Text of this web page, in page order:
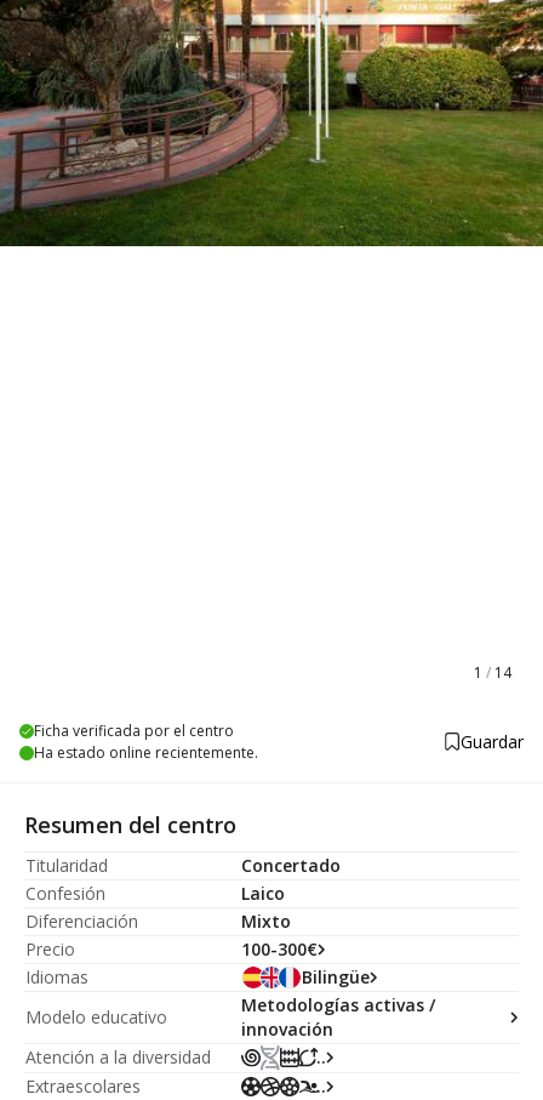
1 / 14
Ficha verificada por el centro
Ha estado online recientemente.
Guardar
Resumen del centro
Titularidad
Concertado
Confesión
Laico
Diferenciación
Mixto
Precio
100-300€
Idiomas
Bilingüe
Modelo educativo
Metodologías activas /
innovación
Atención a la diversidad
...
Extraescolares
...